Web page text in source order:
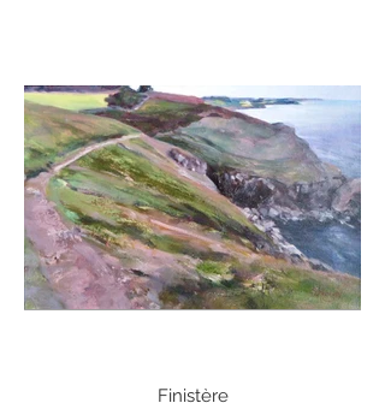
Finistère